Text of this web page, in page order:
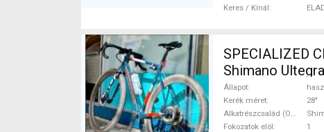
Keres / Kínál
SPECIALIZED
Shimano
Állapot
Kerék méret
28"
Alkatrészcsalád (Outi)
Fokozatok elöl
1